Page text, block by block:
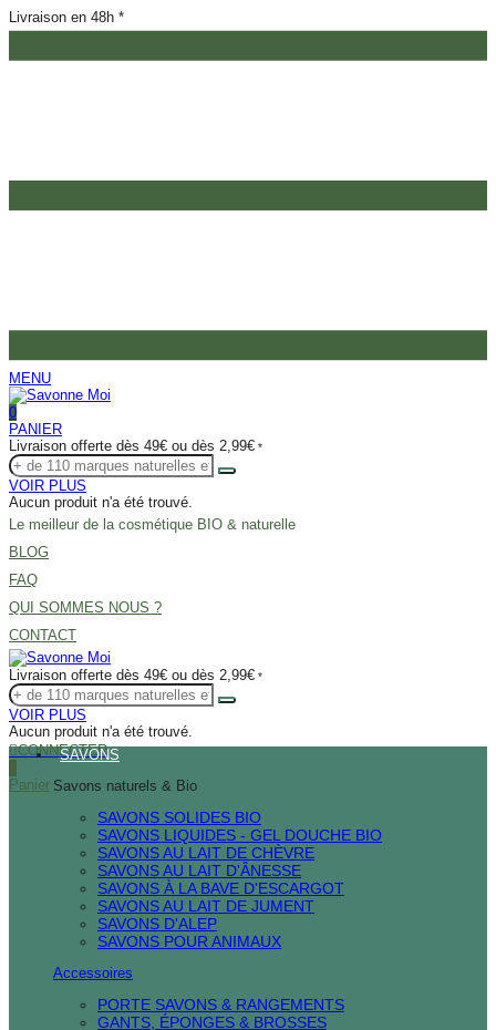
Livraison en 48h *
MENU
0
PANIER
Livraison offerte dès 49€ ou dès 2,99€ *
VOIR PLUS
Aucun produit n'a été trouvé.
Le meilleur de la cosmétique BIO & naturelle
BLOG
FAQ
QUI SOMMES NOUS ?
CONTACT
Livraison offerte dès 49€ ou dès 2,99€ *
VOIR PLUS
Aucun produit n'a été trouvé.
CONNECTER
Panier
SAVONS
Savons naturels & Bio
SAVONS SOLIDES BIO
SAVONS LIQUIDES - GEL DOUCHE BIO
SAVONS AU LAIT DE CHÈVRE
SAVONS AU LAIT D'ÂNESSE
SAVONS À LA BAVE D'ESCARGOT
SAVONS AU LAIT DE JUMENT
SAVONS D'ALEP
SAVONS POUR ANIMAUX
Accessoires
PORTE SAVONS & RANGEMENTS
GANTS, ÉPONGES & BROSSES